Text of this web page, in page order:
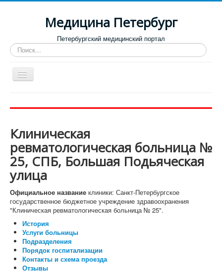
Медицина Петербург
Петербургский медицинский портал
Искать...
Toggle
Navigation
Роддома и женские консультации
Диспансеры
Лучшие клиники по направлениям
Отзывы о медицинских учреждениях
Клиническая
ревматологическая больница №
25, СПБ, Большая Подьяческая
улица
Официальное название клиники: Санкт-Петербургское
государственное бюджетное учреждение здравоохранения
"Клиническая ревматологическая больница № 25".
История
Услуги больницы
Подразделения
Порядок госпитализации
Контакты и схема проезда
Отзывы